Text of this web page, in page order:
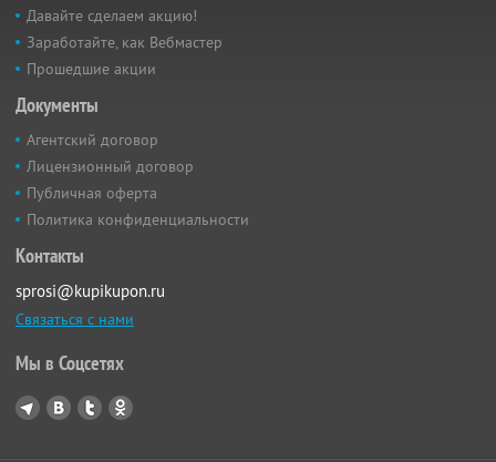
Давайте сделаем акцию!
Заработайте, как Вебмастер
Прошедшие акции
Документы
Агентский договор
Лицензионный договор
Публичная оферта
Политика конфиденциальности
Контакты
sprosi@kupikupon.ru
Связаться с нами
Мы в Соцсетях